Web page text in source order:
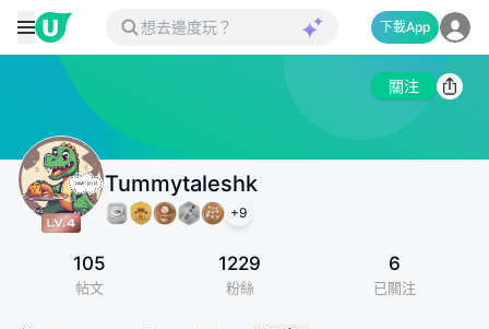
下載App
關注
Tummytaleshk
+9
105
帖文
1229
粉絲
6
已關注